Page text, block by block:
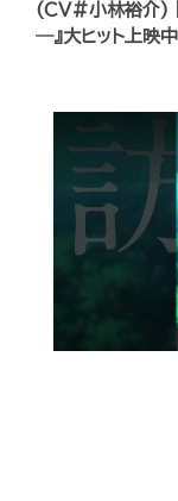
(CV#小林裕介)
―』大ヒット上映中